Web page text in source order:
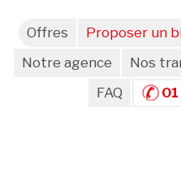
Offres Proposer un
Notre agence
Nos
FAQ